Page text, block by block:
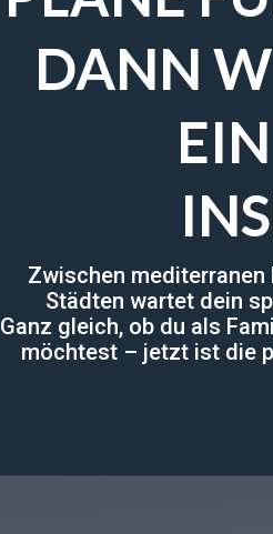
DANN
Zwischen mediterranen
Städten wartet dein
Ganz gleich, ob du als
möchtest – jetzt ist die